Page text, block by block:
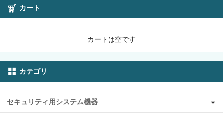
カート
カートは空です
カテゴリ
セキュリティ用システム機器